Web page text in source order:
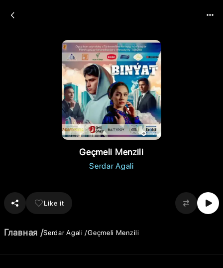
Geçmeli Menzili
Serdar Agali
Like it
Главная Serdar Agali Geçmeli Menzili